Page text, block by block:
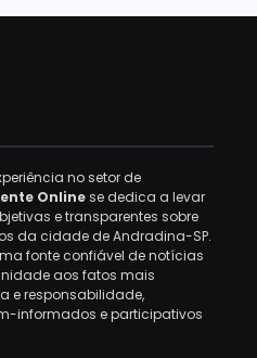
no setor de
Onlinese dedica a levar
e transparentes sobre
da cidade de Andradina-SP.
fonte confiável de notícias
aos fatos mais
e responsabilidade,
informados e participativos